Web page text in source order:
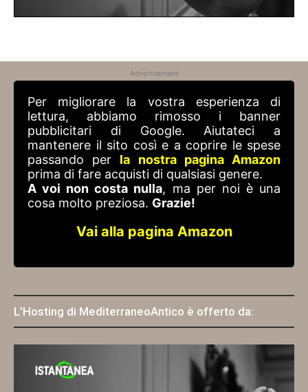
Advertisement
Per migliorare la vostra esperienza di
lettura, abbiamo rimosso i banner
pubblicitari di Google. Aiutateci a
mantenere il sito così e a coprire le spese
passando per la nostra pagina Amazon
prima di fare acquisti di qualsiasi genere.
A voi non costa nulla, ma per noi è una
cosa molto preziosa. Grazie!
Vai alla pagina Amazon
L'Hosting di MediterraneoAntico è offerto da: